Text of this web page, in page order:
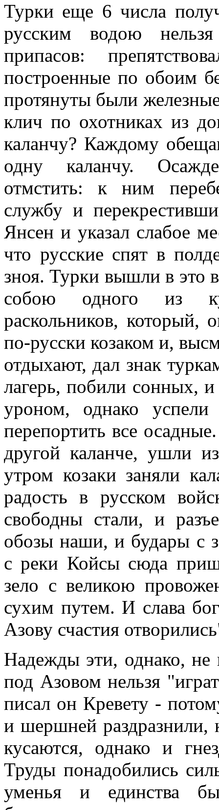
Турки еще 6 числа
русским водою
припасов:
построенные по обоим
протянуты были
клич по охотниках из
каланчу? Каждому
одну каланчу.
отмстить: к ним
службу и
Янсен и указал слабое
что русские спят в
зноя. Турки вышли в это
собою одного из
раскольников, который,
по-русски козаком и,
отдыхают, дал знак
лагерь, побили сонных,
уроном, однако
перепортить все
другой каланче, ушли
утром козаки заняли
радость в русском
свободны стали, и
обозы наши, и будары с
с реки Койсы сюда
зело с великою
сухим путем. И слава
Азову счастия
Надежды эти, однако, не
под Азовом нельзя
писал он Кревету -
и шершней раздразнили,
кусаются, однако и
Труды понадобились
уменья и единства